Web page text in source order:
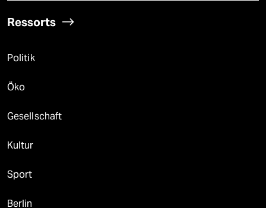
Ressorts
Politik
Öko
Gesellschaft
Kultur
Sport
Berlin